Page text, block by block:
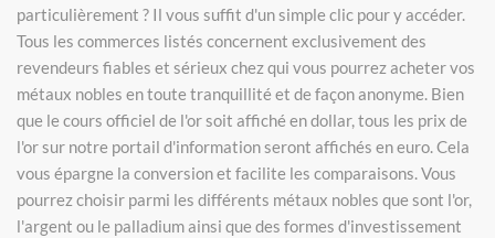
particulièrement ? Il vous suffit d'un simple clic pour y accéder.
Tous les commerces listés concernent exclusivement des
revendeurs fiables et sérieux chez qui vous pourrez acheter vos
métaux nobles en toute tranquillité et de façon anonyme. Bien
que le cours officiel de l'or soit affiché en dollar, tous les prix de
l'or sur notre portail d'information seront affichés en euro. Cela
vous épargne la conversion et facilite les comparaisons. Vous
pourrez choisir parmi les différents métaux nobles que sont l'or,
l'argent ou le palladium ainsi que des formes d'investissement